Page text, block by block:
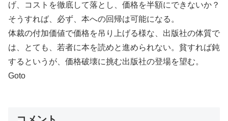
げ、コストを徹底して落とし、価格を半額にできないか？
そうすれば、必ず、本への回帰は可能になる。
体裁の付加価値で価格を吊り上げる様な、出版社の体質で
は、とても、若者に本を読めと進められない。貧すれば鈍
するというが、価格破壊に挑む出版社の登場を望む。
Goto